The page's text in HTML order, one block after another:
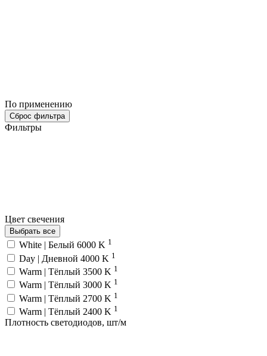
По применению
Сброс фильтра
Фильтры
Цвет свечения
Выбрать все
White | Белый 6000 K 1
Day | Дневной 4000 K 1
Warm | Тёплый 3500 K 1
Warm | Тёплый 3000 K 1
Warm | Тёплый 2700 K 1
Warm | Тёплый 2400 K 1
Плотность светодиодов, шт/м